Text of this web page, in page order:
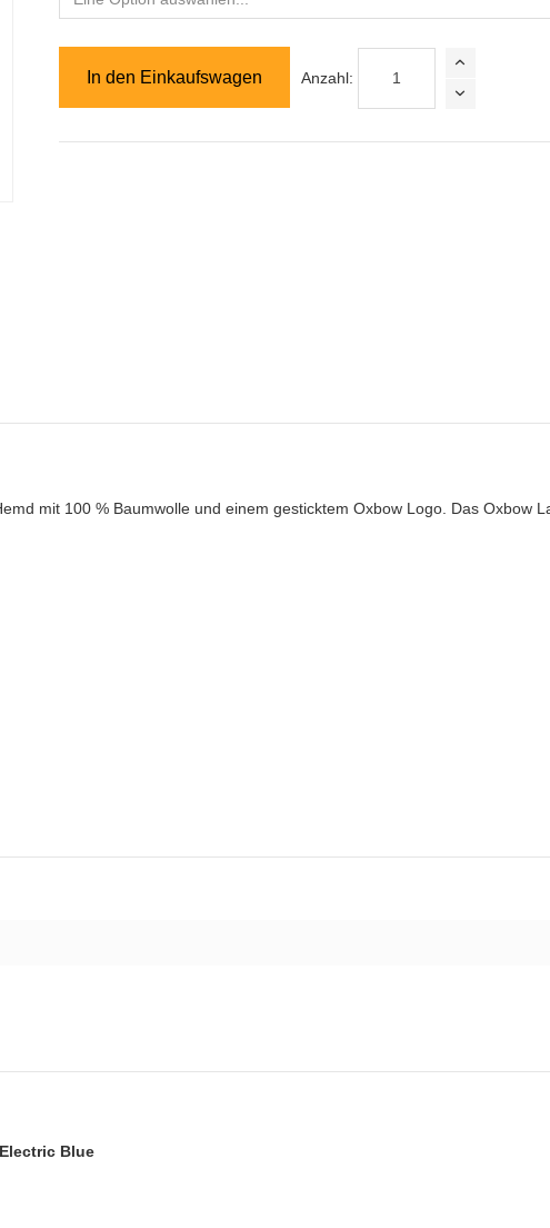
Anzahl:
In den Einkaufswagen
mit 100 % Baumwolle und einem gesticktem Oxbow Logo. Das Oxbow
Blue